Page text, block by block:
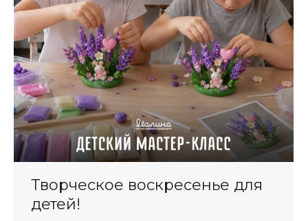
Творческое воскресенье для
детей!